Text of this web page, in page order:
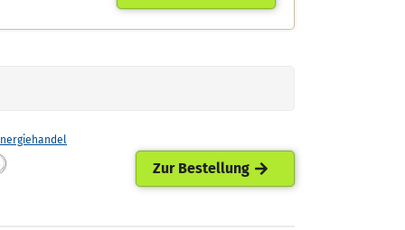
Zur Bestellung